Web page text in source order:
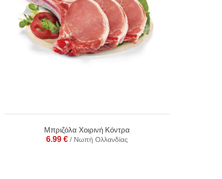
Μπριζόλα Χοιρινή Κόντρα
6.99€ / Νωπή Ολλανδίας